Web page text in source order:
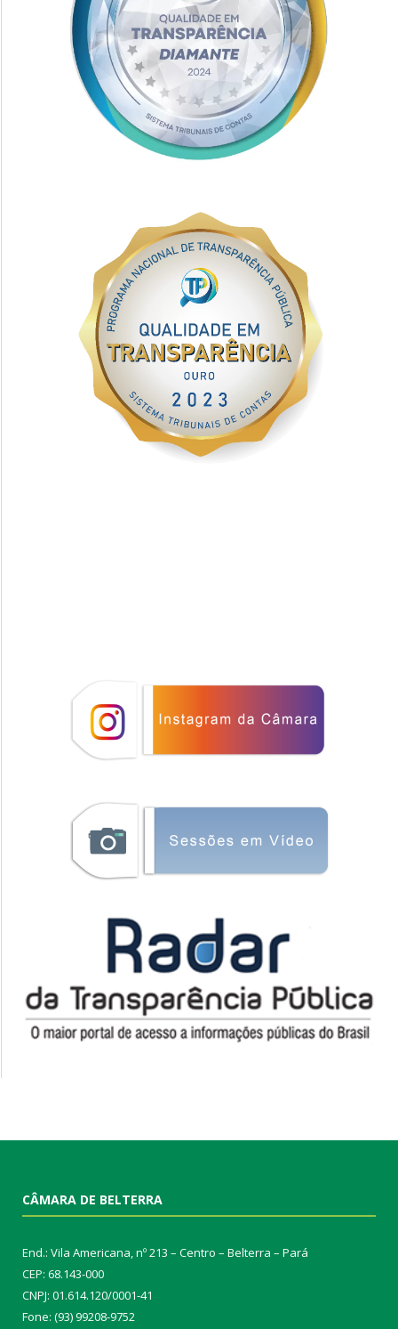
CÂMARA DE BELTERRA
End.: Vila Americana, nº 213 – Centro – Belterra – Pará
CEP: 68.143-000
CNPJ: 01.614.120/0001-41
Fone: (93) 99208-9752